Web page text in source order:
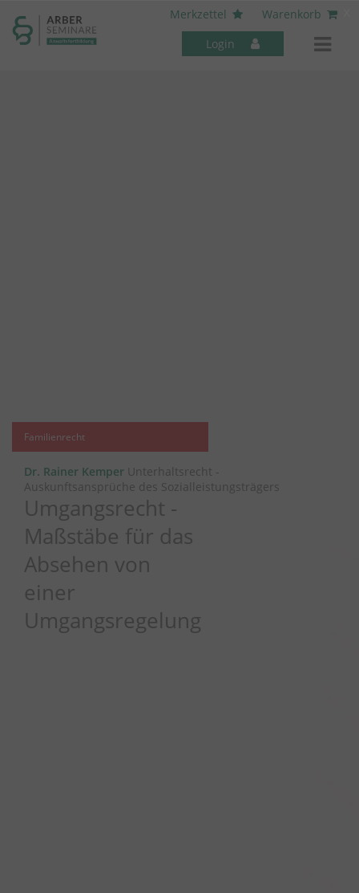
Merkzettel
Warenkorb
Login
Familienrecht
Dr. Rainer Kemper Unterhaltsrecht -
Auskunftsansprüche des Sozialleistungsträgers
Umgangsrecht -
Maßstäbe für das
Absehen von
einer
Umgangsregelung